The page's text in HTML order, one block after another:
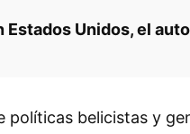
Unidos, el
belicistas y